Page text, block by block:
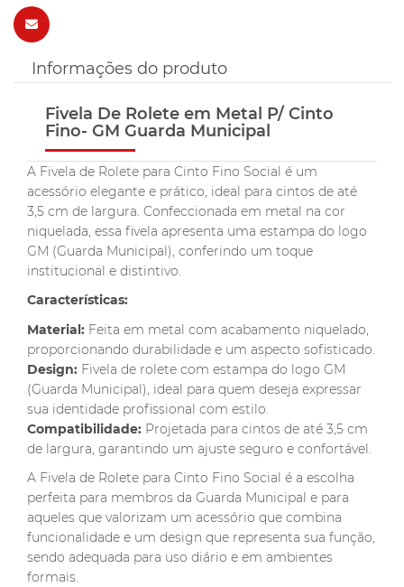
Informações do produto
Fivela De Rolete em Metal P/ Cinto
Fino- GM Guarda Municipal
A Fivela de Rolete para Cinto Fino Social é um
acessório elegante e prático, ideal para cintos de até
3,5 cm de largura. Confeccionada em metal na cor
niquelada, essa fivela apresenta uma estampa do logo
GM (Guarda Municipal), conferindo um toque
institucional e distintivo.
Características:
Material: Feita em metal com acabamento niquelado,
proporcionando durabilidade e um aspecto sofisticado.
Design: Fivela de rolete com estampa do logo GM
(Guarda Municipal), ideal para quem deseja expressar
sua identidade profissional com estilo.
Compatibilidade: Projetada para cintos de até 3,5 cm
de largura, garantindo um ajuste seguro e confortável.
A Fivela de Rolete para Cinto Fino Social é a escolha
perfeita para membros da Guarda Municipal e para
aqueles que valorizam um acessório que combina
funcionalidade e um design que representa sua função,
sendo adequada para uso diário e em ambientes
formais.